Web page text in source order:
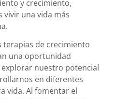
y crecimiento,
una vida más
terapias de crecimiento
una oportunidad
nuestro potencial
en diferentes
vida. Al fomentar el